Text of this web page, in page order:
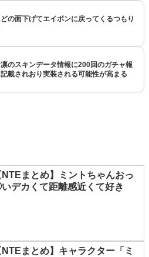
の面下げてエイボンに戻ってくるつもり
のスキンデータ情報に200回のガチャ報
載されおり実装される可能性が高まる
NTEまとめ】ミントちゃんおっ
デカくて距離感近くて好き
NTEまとめ】キャラクター「ミ